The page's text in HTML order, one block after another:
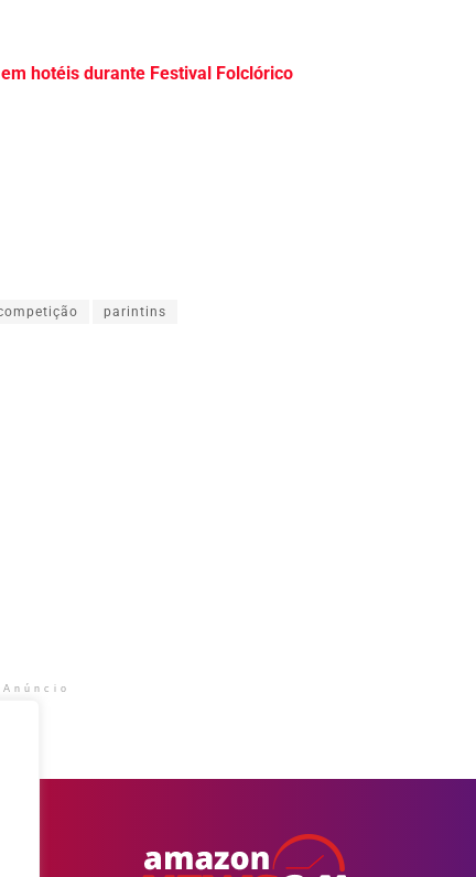
hotéis durante Festival Folclórico
parintins
Anúncio